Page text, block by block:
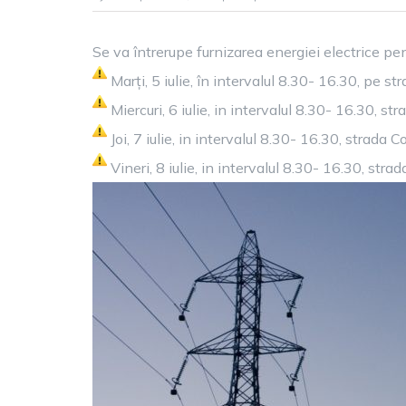
va
Se va întrerupe furnizarea energiei electrice
Marți, 5 iulie, în intervalul 8.30- 16.30, pe
Miercuri, 6 iulie, in intervalul 8.30- 16.30,
Joi, 7 iulie, in intervalul 8.30- 16.30, strada
Vineri, 8 iulie, in intervalul 8.30- 16.30,